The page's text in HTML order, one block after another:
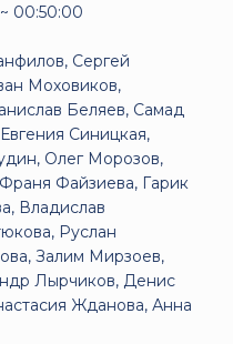
~ 00:50:00
Сергей
Моховиков,
Беляев, Самад
Синицкая,
Олег Морозов,
Файзиева, Гарик
Владислав
Руслан
Залим Мирзоев,
Лырчиков, Денис
Жданова, Анна